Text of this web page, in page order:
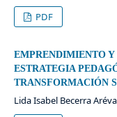
PDF
EMPRENDIMIENTO
ESTRATEGIA
TRANSFORMACIÓN
Lida Isabel Becerra